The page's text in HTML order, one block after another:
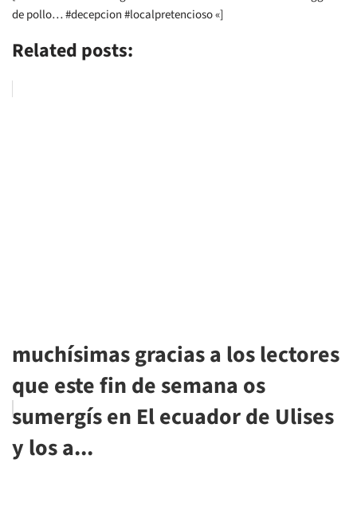
de pollo… #decepcion #localpretencioso «]
Related posts:
muchísimas gracias a los lectores
que este fin de semana os
sumergís en El ecuador de Ulises
y los a...